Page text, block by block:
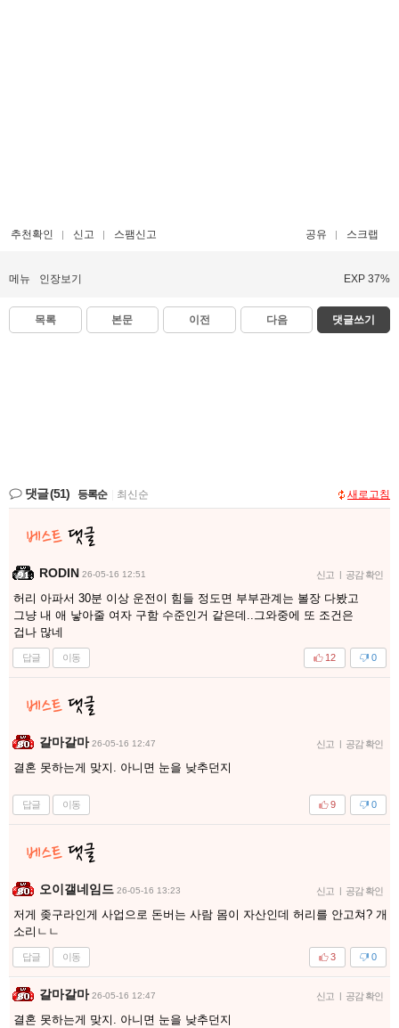
추천확인 신고 스팸신고 공유 스크랩
메뉴 인장보기 EXP 37%
목록 본문 이전 다음 댓글쓰기
댓글(51) 등록순 최신순 새로고침
RODIN 26-05-16 12:51 신고 | 공감 확인
허리 아파서 30분 이상 운전이 힘들 정도면 부부관계는 볼장 다봤고
그냥 내 애 낳아줄 여자 구함 수준인거 같은데..그와중에 또 조건은
겁나 많네
답글 이동 0
12
갈마갈마 26-05-16 12:47 신고 | 공감 확인
결혼 못하는게 맞지. 아니면 눈을 낮추던지
답글 이동 0
9
오이갤네임드 26-05-16 13:23 신고 | 공감 확인
저게 좆구라인게 사업으로 돈버는 사람 몸이 자산인데 허리를 안고쳐? 개
소리ㄴㄴ
답글 이동 0
3
갈마갈마 26-05-16 12:47 신고 | 공감 확인
결혼 못하는게 맞지. 아니면 눈을 낮추던지